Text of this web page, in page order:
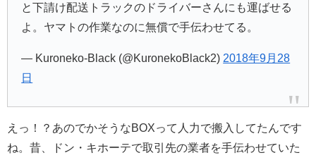
と下請け配送トラックのドライバーさんにも運ばせる
よ。ヤマトの作業なのに無償で手伝わせてる。
— Kuroneko-Black (@KuronekoBlack2) 2018年9月28
日
えっ！？あのでかそうなBOXって人力で搬入してたんです
ね。昔、ドン・キホーテで取引先の業者を手伝わせていた